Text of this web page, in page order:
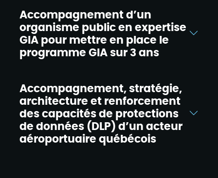
Accompagnement d’un
organisme public en expertise
GIA pour mettre en place le
programme GIA sur 3 ans
Accompagnement, stratégie,
architecture et renforcement
des capacités de protections
de données (DLP) d’un acteur
aéroportuaire québécois